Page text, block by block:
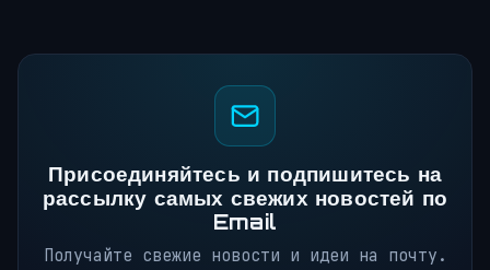
Присоединяйтесь и подпишитесь на
рассылку самых свежих новостей по
Email
Получайте свежие новости и идеи на почту.